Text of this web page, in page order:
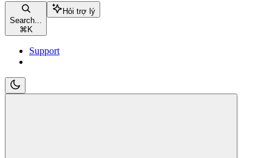
Search...
⌘ K
Hỏi trợ lý
Support